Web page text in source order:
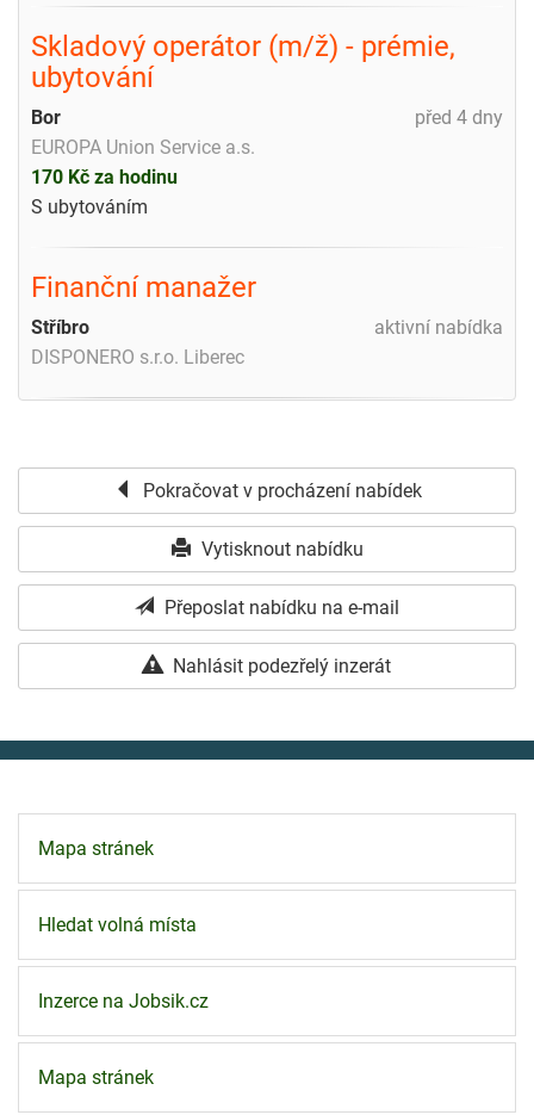
Skladový operátor (m/ž) - prémie,
ubytování
před 4 dny
Bor
EUROPA Union Service a.s.
170 Kč za hodinu
S ubytováním
Finanční manažer
aktivní nabídka
Stříbro
DISPONERO s.r.o. Liberec
Pokračovat v procházení nabídek
Vytisknout nabídku
Přeposlat nabídku na e-mail
Nahlásit podezřelý inzerát
Mapa stránek
Hledat volná místa
Inzerce na Jobsik.cz
Mapa stránek